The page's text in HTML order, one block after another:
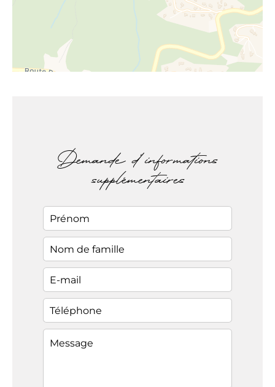
Demande d'informations
supplémentaires